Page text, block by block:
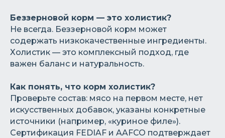
Беззерновой корм — это холистик?
Не всегда. Беззерновой корм может
содержать низкокачественные ингредиенты.
Холистик — это комплексный подход, где
важен баланс и натуральность.
Как понять, что корм холистик?
Проверьте состав: мясо на первом месте, нет
искусственных добавок, указаны конкретные
источники (например, «куриное филе»).
Сертификация FEDIAF и AAFCO подтверждает